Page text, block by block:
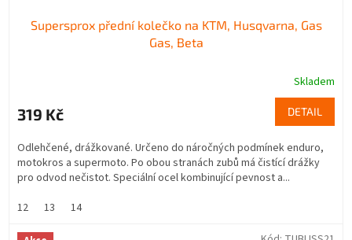
Supersprox přední kolečko na KTM, Husqvarna, Gas
Gas, Beta
Skladem
319 Kč DETAIL
Odlehčené, drážkované. Určeno do náročných podmínek enduro,
motokros a supermoto. Po obou stranách zubů má čistící drážky
pro odvod nečistot. Speciální ocel kombinující pevnost a...
12
13 14